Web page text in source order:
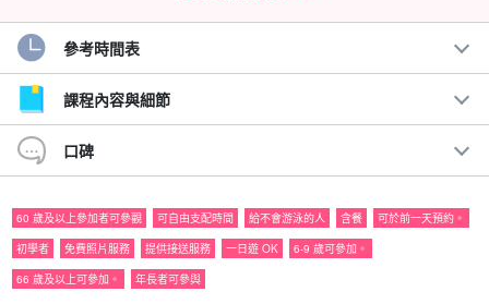
在自由活動時間也可以體驗浮潛！我們提供一整套必要的裝備，即
使是初學者也能輕鬆上手。
建議：
◆ 獨木舟裝備和保險支援。
◆ 在您的空閒時間。吸管享
在洞中海灘享用特別午餐和咖啡
◆ 包括上原港和酒店的接送服務。
參考時間表
課程內容與細節
口碑
60 歲及以上參加者可參觀 可自由支配時間 給不會游泳的人 含餐
可於前一天預約。
初學者
免費照片服務 提供接送服務 一日遊 OK
6-9 歲可參加。
66 歲及以上可參加。
年長者可參與